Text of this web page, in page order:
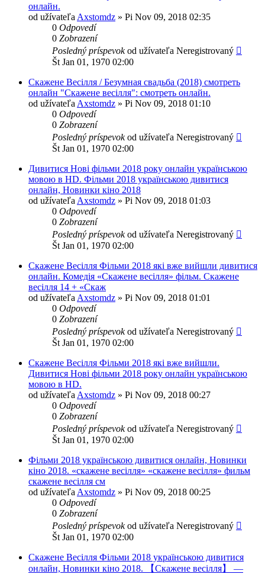
онлайн.
od užívateľa Axstomdz » Pi Nov 09, 2018 02:35
0 Odpovedí
0 Zobrazení
Posledný príspevokod užívateľa Neregistrovaný
Št Jan 01, 1970 02:00
Скажене Весілля / Безумная свадьба (2018) смотреть
онлайн "Скажене весілля": смотреть онлайн.
od užívateľa Axstomdz » Pi Nov 09, 2018 01:10
0 Odpovedí
0 Zobrazení
Posledný príspevokod užívateľa Neregistrovaný
Št Jan 01, 1970 02:00
Дивитися Нові фільми 2018 року онлайн українською
мовою в HD. Фільми 2018 українською дивитися
онлайн, Новинки кіно 2018
od užívateľa Axstomdz » Pi Nov 09, 2018 01:03
0 Odpovedí
0 Zobrazení
Posledný príspevokod užívateľa Neregistrovaný
Št Jan 01, 1970 02:00
Скажене Весілля Фільми 2018 які вже вийшли дивитися
онлайн. Комедія «Скажене весілля» фільм. Скажене
весілля 14 + «Скаж
od užívateľa Axstomdz » Pi Nov 09, 2018 01:01
0 Odpovedí
0 Zobrazení
Posledný príspevokod užívateľa Neregistrovaný
Št Jan 01, 1970 02:00
Скажене Весілля Фільми 2018 які вже вийшли.
Дивитися Нові фільми 2018 року онлайн українською
мовою в HD.
od užívateľa Axstomdz » Pi Nov 09, 2018 00:27
0 Odpovedí
0 Zobrazení
Posledný príspevokod užívateľa Neregistrovaný
Št Jan 01, 1970 02:00
Фільми 2018 українською дивитися онлайн, Новинки
кіно 2018. «скажене весілля» «скажене весілля» фильм
скажене весілля см
od užívateľa Axstomdz » Pi Nov 09, 2018 00:25
0 Odpovedí
0 Zobrazení
Posledný príspevokod užívateľa Neregistrovaný
Št Jan 01, 1970 02:00
Скажене Весілля Фільми 2018 українською дивитися
онлайн, Новинки кіно 2018. 【Скажене весілля】 —